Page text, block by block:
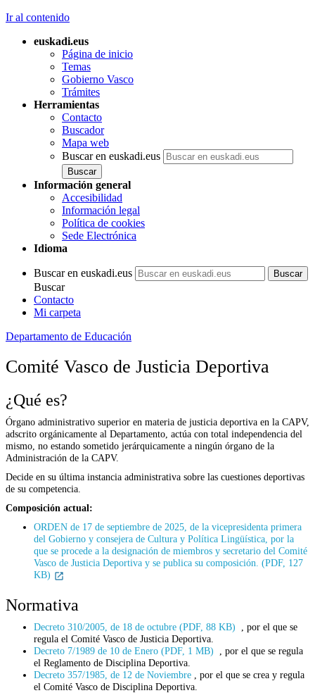
Ir al contenido
euskadi.eus
Página de inicio
Temas
Gobierno Vasco
Trámites
Herramientas
Contacto
Buscador
Mapa web
Buscar en euskadi.eus
Información general
Accesibilidad
Información legal
Política de cookies
Sede Electrónica
Idioma
Buscar en euskadi.eus
Buscar
Contacto
Mi carpeta
Departamento de Educación
Comité Vasco de Justicia Deportiva
¿Qué es?
Órgano administrativo superior en materia de justicia deportiva en la CAPV,
adscrito orgánicamente al Departamento, actúa con total independencia del
mismo, no estando sometido jerárquicamente a ningún órgano de la
Administración de la CAPV.
Decide en su última instancia administrativa sobre las cuestiones deportivas
de su competencia.
Composición actual:
ORDEN de 17 de septiembre de 2025, de la vicepresidenta primera
del Gobierno y consejera de Cultura y Política Lingüística, por la
que se procede a la designación de miembros y secretario del Comité
Vasco de Justicia Deportiva y se publica su composición. (PDF, 127
KB)
Normativa
Decreto 310/2005, de 18 de octubre (PDF, 88 KB)
, por el que se
regula el Comité Vasco de Justicia Deportiva.
Decreto 7/1989 de 10 de Enero (PDF, 1 MB)
, por el que se regula
el Reglamento de Disciplina Deportiva.
Decreto 357/1985, de 12 de Noviembre
, por el que se crea y regula
el Comité Vasco de Disciplina Deportiva.